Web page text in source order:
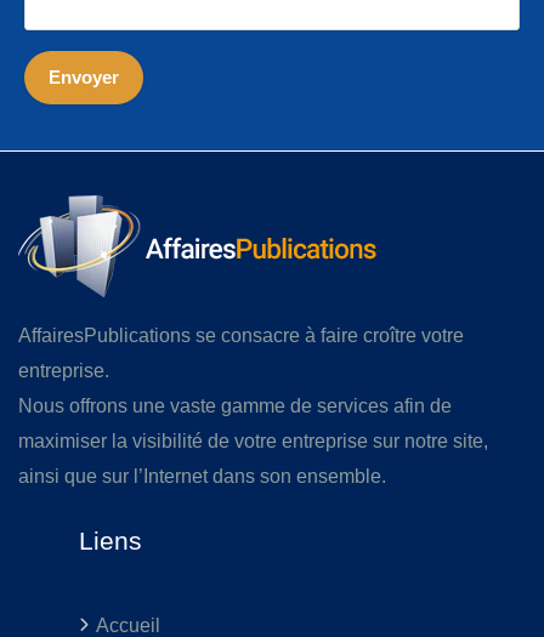
AffairesPublications se consacre à faire croître votre
entreprise.
Nous offrons une vaste gamme de services afin de
maximiser la visibilité de votre entreprise sur notre site,
ainsi que sur l’Internet dans son ensemble.
Liens
Accueil